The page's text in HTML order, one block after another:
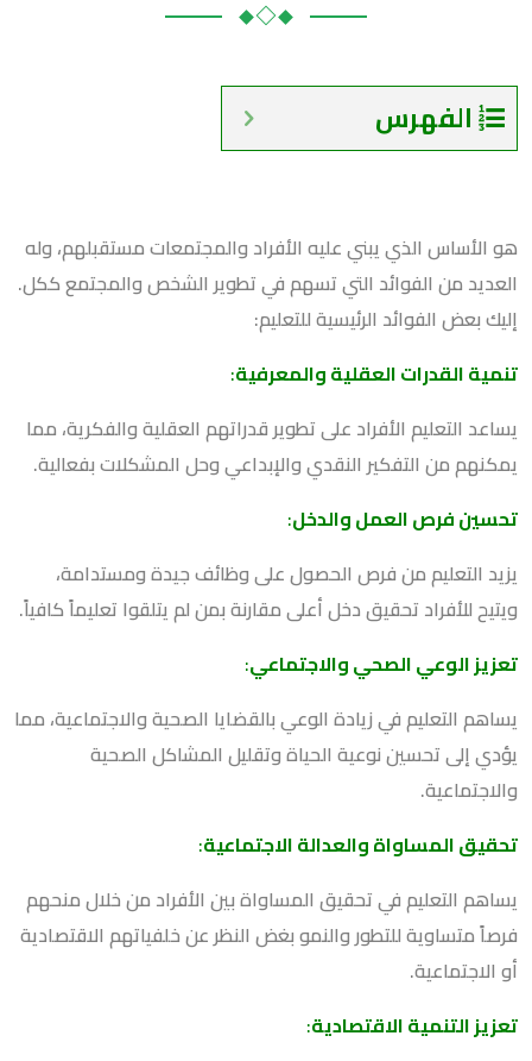
الفهرس
هو الأساس الذي يبني عليه الأفراد والمجتمعات مستقبلهم، وله
العديد من الفوائد التي تسهم في تطوير الشخص والمجتمع ككل.
إليك بعض الفوائد الرئيسية للتعليم:
تنمية القدرات العقلية والمعرفية:
يساعد التعليم الأفراد على تطوير قدراتهم العقلية والفكرية، مما
يمكنهم من التفكير النقدي والإبداعي وحل المشكلات بفعالية.
تحسين فرص العمل والدخل:
يزيد التعليم من فرص الحصول على وظائف جيدة ومستدامة،
ويتيح للأفراد تحقيق دخل أعلى مقارنة بمن لم يتلقوا تعليماً كافياً.
تعزيز الوعي الصحي والاجتماعي:
يساهم التعليم في زيادة الوعي بالقضايا الصحية والاجتماعية، مما
يؤدي إلى تحسين نوعية الحياة وتقليل المشاكل الصحية
والاجتماعية.
تحقيق المساواة والعدالة الاجتماعية:
يساهم التعليم في تحقيق المساواة بين الأفراد من خلال منحهم
فرصاً متساوية للتطور والنمو بغض النظر عن خلفياتهم الاقتصادية
أو الاجتماعية.
تعزيز التنمية الاقتصادية: